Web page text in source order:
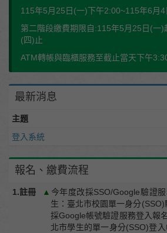
115年5月25日(一)下午2:00~115年6月
第二階段繳費期限自:115年5月25日(一)
(四)止
ATM轉帳與臨櫃服務至截止當天下午
最新消息
主題
登入系統
報名、繳費流程
1.註冊 ▲ 今年度改採SSO/Google驗證
生：臺北市校園單一身分(SSO)
採Google帳號驗證服務登入報
北市學生的單一身分(SSO)登